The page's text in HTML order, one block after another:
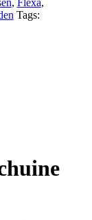
, Flexa,
Tags: